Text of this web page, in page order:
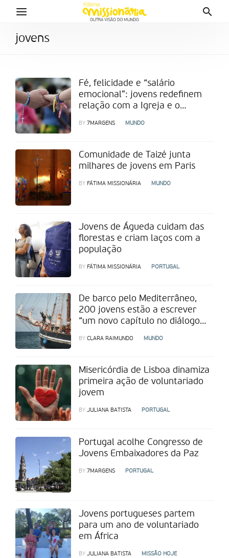
jovens
Fé, felicidade e “salário
emocional”: jovens redefinem
relação com a Igreja e o
BY 7MARGENS MUNDO
Comunidade de Taizé junta
milhares de jovens em Paris
BYFÁTIMA MISSIONÁRIA MUNDO
Jovens de Águeda cuidam das
florestas e criam laços com a
população
BY FÁTIMA MISSIONÁRIA PORTUGAL
De barco pelo Mediterrâneo,
200 jovens estão a escrever
“um novo capítulo no diálogo
BYCLARA RAIMUNDO MUNDO
Misericórdia de Lisboa dinamiza
primeira ação de voluntariado
jovem
BYJULIANA BATISTA PORTUGAL
Portugal acolhe Congresso de
Jovens Embaixadores da Paz
BY 7MARGENS PORTUGAL
Jovens portugueses partem
para um ano de voluntariado
em África
BYJULIANA BATISTA MISSÃO HOJE